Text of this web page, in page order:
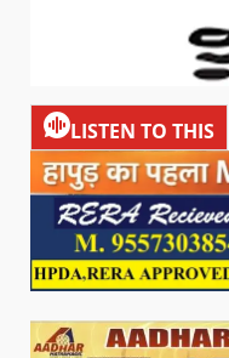
LISTEN TO THIS